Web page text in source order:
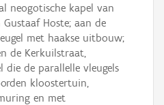
neogotische kapel van
Hoste; aan de
met haakse uitbouw;
de Kerkuilstraat,
die de parallelle vleugels
kloostertuin,
en met